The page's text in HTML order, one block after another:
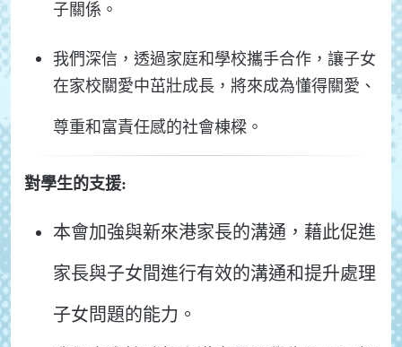
子關係。
我們深信，透過家庭和學校攜手合作，讓子女
在家校關愛中茁壯成長，將來成為懂得關愛、
尊重和富責任感的社會棟樑。
對學生的支援:
本會加強與新來港家長的溝通，藉此促進
家長與子女間進行有效的溝通和提升處理
子女問題的能力。